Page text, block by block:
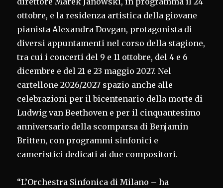
ottobre, e la residenza artistica della giovane
pianista Alexandra Dovgan, protagonista di
diversi appuntamenti nel corso della stagione,
tra cui i concerti del 9 e 11 ottobre, del 4 e 6
dicembre e del 21 e 23 maggio 2027. Nel
cartellone 2026/2027 spazio anche alle
celebrazioni per il bicentenario della morte di
Ludwig van Beethoven e per il cinquantesimo
anniversario della scomparsa di Benjamin
Britten, con programmi sinfonici e
cameristici dedicati ai due compositori.
“L’Orchestra Sinfonica di Milano – ha